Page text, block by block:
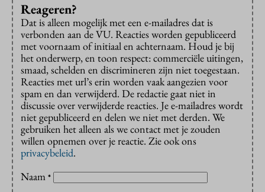
Reageren?
Dat is alleen mogelijk met een e-mailadres dat is
verbonden aan de VU. Reacties worden gepubliceerd
met voornaam of initiaal en achternaam. Houd je bij
het onderwerp, en toon respect: commerciële uitingen,
smaad, schelden en discrimineren zijn niet toegestaan.
Reacties met url’s erin worden vaak aangezien voor
spam en dan verwijderd. De redactie gaat niet in
discussie over verwijderde reacties. Je e-mailadres wordt
niet gepubliceerd en delen we niet met derden. We
gebruiken het alleen als we contact met je zouden
willen opnemen over je reactie. Zie ook ons
privacybeleid.
Naam *